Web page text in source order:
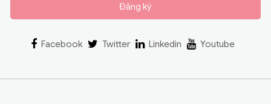
Đăng ký
Facebook Twitter Linkedin Youtube